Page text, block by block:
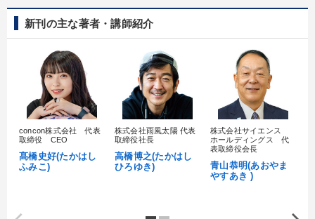
新刊の主な著者・講師紹介
concon株式会社 代表
取締役 CEO
髙橋史好(たかはし
ふみこ)
株式会社雨風太陽 代表
取締役社長
高橋博之(たかはし
ひろゆき)
株式会社サイエンス
ホールディングス 代
表取締役会長
青山恭明(あおやま
やすあき )